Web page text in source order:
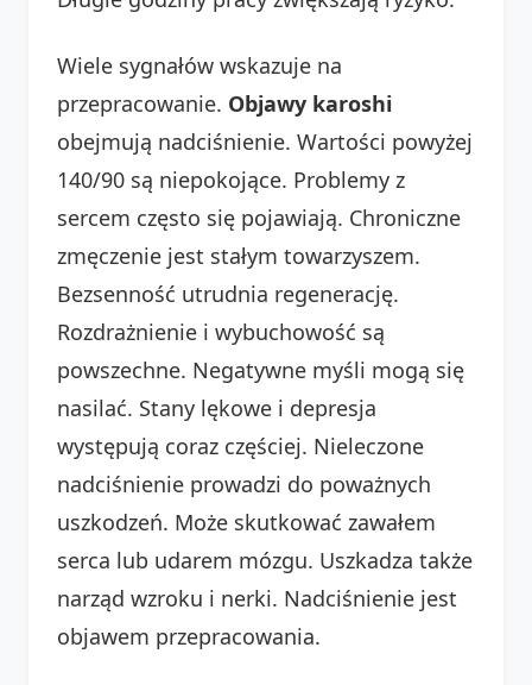
Wiele sygnałów wskazuje na
przepracowanie. Objawy karoshi
obejmują nadciśnienie. Wartości powyżej
140/90 są niepokojące. Problemy z
sercem często się pojawiają. Chroniczne
zmęczenie jest stałym towarzyszem.
Bezsenność utrudnia regenerację.
Rozdrażnienie i wybuchowość są
powszechne. Negatywne myśli mogą się
nasilać. Stany lękowe i depresja
występują coraz częściej. Nieleczone
nadciśnienie prowadzi do poważnych
uszkodzeń. Może skutkować zawałem
serca lub udarem mózgu. Uszkadza także
narząd wzroku i nerki. Nadciśnienie jest
objawem przepracowania.